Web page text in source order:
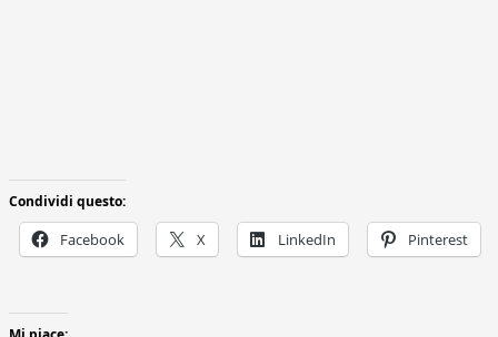
Condividi questo:
Facebook X LinkedIn Pinterest